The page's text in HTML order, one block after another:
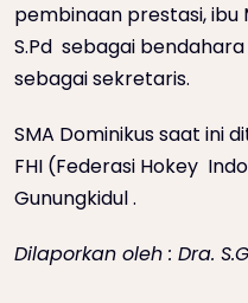
pembinaan prestasi,
S.Pd sebagai bendahara
sebagai sekretaris.
SMA Dominikus saat ini
FHI (Federasi Hokey
Gunungkidul .
Dilaporkan oleh : Dra.